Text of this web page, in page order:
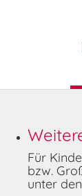
Für
bzw.
unter